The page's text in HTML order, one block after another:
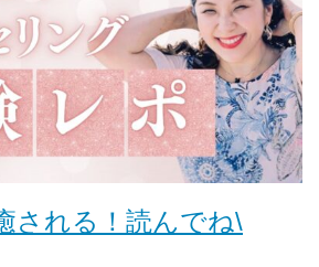
される！読んでね\